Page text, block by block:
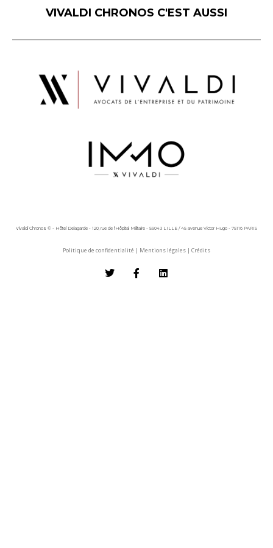
VIVALDI CHRONOS C'EST AUSSI
Vivaldi Chronos © - Hôtel Delagarde - 120, rue de l'Hôpital Militaire - 59043 LILLE / 45 avenue Victor Hugo - 75116 PARIS
Politique de confidentialité | Mentions légales | Crédits